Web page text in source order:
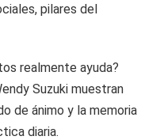
pilares del
realmente ayuda?
Suzuki muestran
de ánimo y la memoria
diaria.